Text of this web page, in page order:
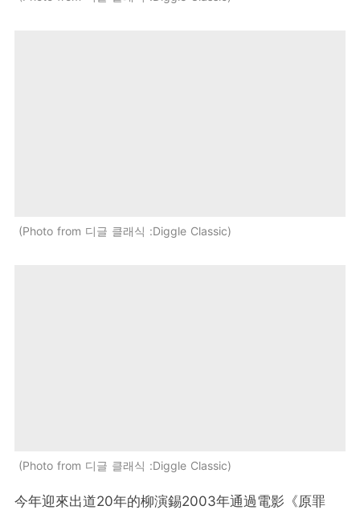
Photo from 디글 클래식 :Diggle Classic
Photo from 디글 클래식 :Diggle Classic
今年迎來出道20年的柳演錫2003年通過電影《原罪